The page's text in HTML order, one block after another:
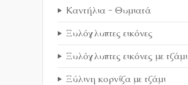
Καντήλια - Θυμιατά
Ξυλόγλυπτες εικόνες
Ξυλόγλυπτες εικόνες με τζάμι
Ξύλινη κορνίζα με τζάμι